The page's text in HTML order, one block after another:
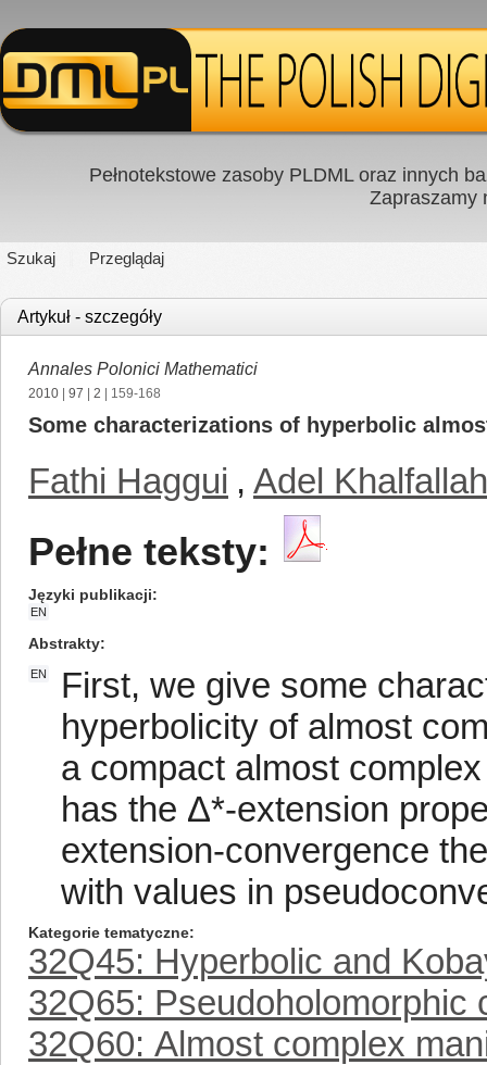
Pełnotekstowe zasoby PLDML oraz innych
Zapraszamy
Szukaj Przeglądaj
Artykuł - szczegóły
Annales Polonici Mathematici
2010 97 2 | 159-168
Some characterizations of hyperbolic
Fathi Haggui , Adel Khalfallah
Pełne teksty:
Języki publikacji
EN
Abstrakty
EN
First, we give some
hyperbolicity of almost
a compact almost
has the Δ*-extension
extension-convergence
with values in
Kategorie tematyczne
32Q45: Hyperbolic and
32Q65: Pseudoholomorphic
32Q60: Almost complex